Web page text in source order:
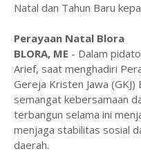
Natal dan Tahun Baru
Perayaan Natal Blora
BLORA, ME - Dalam
Arief, saat menghadiri
Gereja Kristen Jawa
semangat kebersamaan
terbangun selama ini
menjaga stabilitas sosial
daerah.